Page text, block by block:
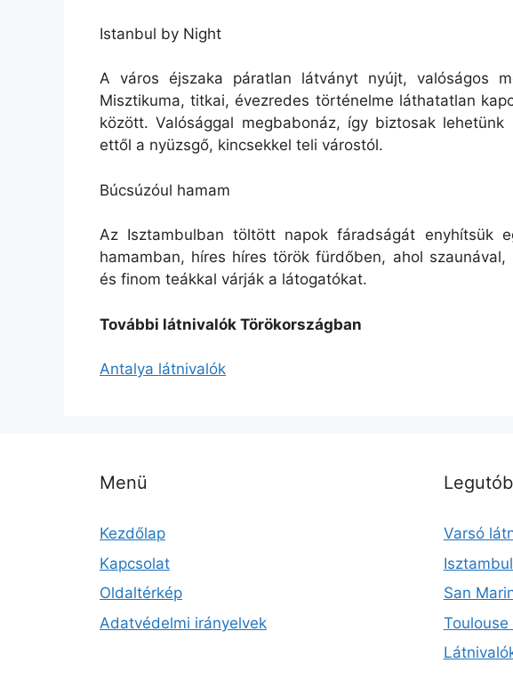
Istanbul by Night
A város éjszaka páratlan látványt nyújt, valóságos
Misztikuma, titkai, évezredes történelme láthatatlan
között. Valósággal megbabonáz, így biztosak
ettől a nyüzsgő, kincsekkel teli várostól.
Búcsúzóul hamam
Az Isztambulban töltött napok fáradságát enyhítsük
hamamban, híres híres török fürdőben, ahol szaunával,
és finom teákkal várják a látogatókat.
További látnivalók Törökországban
Antalya látnivalók
Menü
Kezdőlap
Kapcsolat
Oldaltérkép
Adatvédelmi irányelvek
Varsó
San